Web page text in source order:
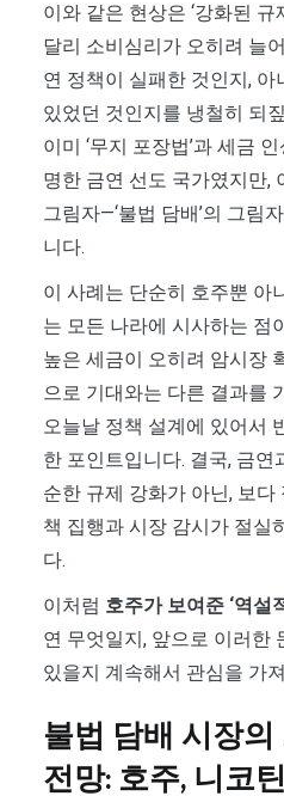
이와 같은 현상은 ‘강화된
달리 소비심리가 오히려 늘
연 정책이 실패한 것인지,
있었던 것인지를 냉철히 되
이미 ‘무지 포장법’과 세금
명한 금연 선도 국가였지만,
그림자—‘불법 담배’의 그림
니다.
이 사례는 단순히 호주뿐 아
는 모든 나라에 시사하는 점
높은 세금이 오히려 암시장
으로 기대와는 다른 결과를
오늘날 정책 설계에 있어서
한 포인트입니다. 결국, 금
순한 규제 강화가 아닌, 보
책 집행과 시장 감시가 절실
다.
이처럼 호주가 보여준 ‘역설
연 무엇일지, 앞으로 이러한
있을지 계속해서 관심을 가
불법 담배 시장
전망: 호주, 니코